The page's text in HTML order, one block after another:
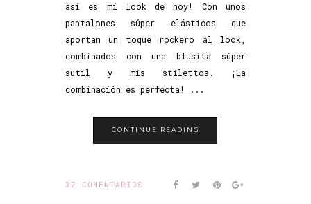
así es mi look de hoy! Con unos
pantalones súper elásticos que
aportan un toque rockero al look,
combinados con una blusita súper
sutil y mis stilettos. ¡La
combinación es perfecta! ...
CONTINUE READING
37 COMENTARIOS